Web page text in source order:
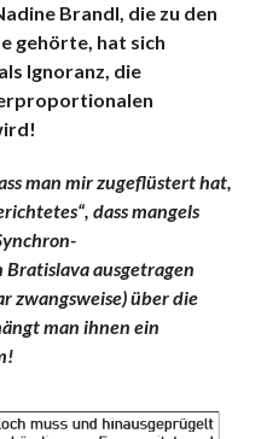
Brandl, die zu den
gehörte, hat sich
Ignoranz, die
man mir zugeflüstert hat,
dass mangels
ausgetragen
zwangsweise) über die
man ihnen ein